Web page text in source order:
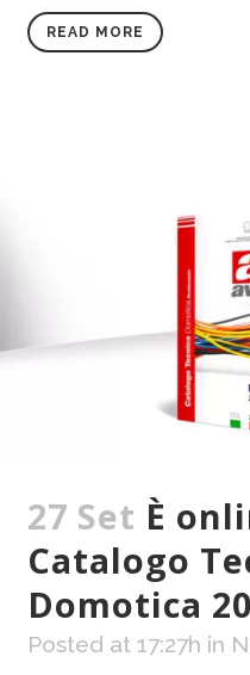
READ MORE
27 Set È
Catalogo
Domotica
Posted at 17:27h in